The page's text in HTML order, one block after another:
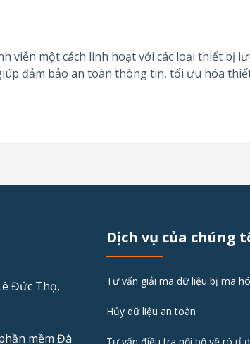
viễn một cách linh hoạt với các loại thiết bị
đảm bảo an toàn thông tin, tối ưu hóa
Đức Thọ,
mềm Đà
Dịch vụ của chúng
Tư vấn giải mã dữ liệu bị mã
Hủy dữ liệu an toàn